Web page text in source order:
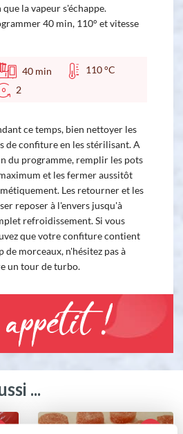
que la vapeur s'échappe.
40 min, 110° et vitesse
40 min
110 °C
2
ce temps, bien nettoyer les
de confiture en les stérilisant. A
du programme, remplir les pots
et les fermer aussitôt
Les retourner et les
reposer à l'envers jusqu'à
refroidissement. Si vous
que votre confiture contient
de morceaux, n'hésitez pas à
un tour de turbo.
!
...